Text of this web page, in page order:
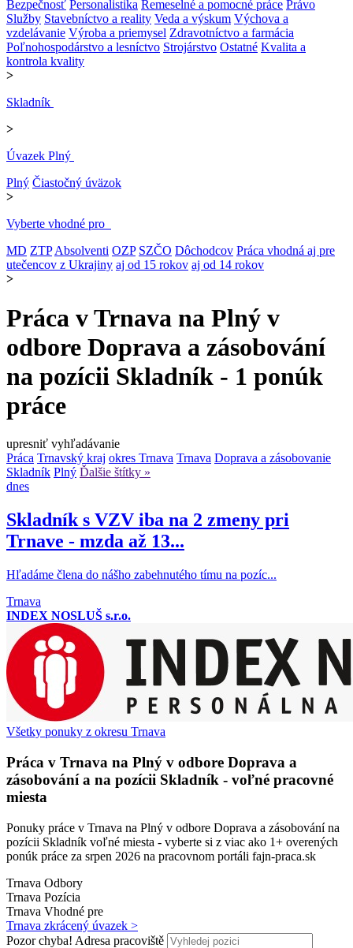
Bezpečnosť Personalistika Remeselné a pomocné práce Právo
Služby Stavebníctvo a reality Veda a výskum Výchova a
vzdelávanie Výroba a priemysel Zdravotníctvo a farmácia
Poľnohospodárstvo a lesníctvo Strojárstvo Ostatné Kvalita a
kontrola kvality
>
Skladník
>
Úvazek Plný
Plný Čiastočný úväzok
>
Vyberte vhodné pro
MD ZTPAbsolventi OZP SZČO Dôchodcov Práca vhodná aj pre
utečencov z Ukrajiny aj od 15 rokov aj od 14 rokov
>
Práca v Trnava na Plný v
odbore Doprava a zásobování
na pozícii Skladník - 1 ponúk
práce
upresniť vyhľadávanie
Práca Trnavský kraj okres Trnava Trnava Doprava a zásobovanie
Skladník Plný Ďalšie štítky »
dnes
Skladník s VZV iba na 2 zmeny pri
Trnave - mzda až 13...
Hľadáme člena do nášho zabehnutého tímu na pozíc...
Trnava
INDEX NOSLUŠ s.r.o.
Všetky ponuky z okresu Trnava
Práca v Trnava na Plný v odbore Doprava a
zásobování a na pozícii Skladník - voľné pracovné
miesta
Ponuky práce v Trnava na Plný v odbore Doprava a zásobování na
pozícii Skladník voľné miesta - vyberte si z viac ako 1+ overených
ponúk práce za srpen 2026 na pracovnom portáli fajn-praca.sk
Trnava Odbory
Trnava Pozícia
Trnava Vhodné pre
Trnava zkrácený úvazek >
Pozor chyba! Adresa pracoviště